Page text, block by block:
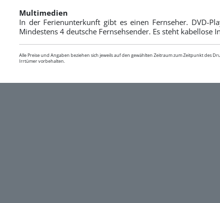
Multimedien
In der Ferienunterkunft gibt es einen Fernseher. DVD-
Mindestens 4 deutsche Fernsehsender. Es steht kabellose
Alle Preise und Angaben beziehen sich jeweils auf den gewählten Zeitraum zum Zeitpunkt des
Irrtümer vorbehalten.